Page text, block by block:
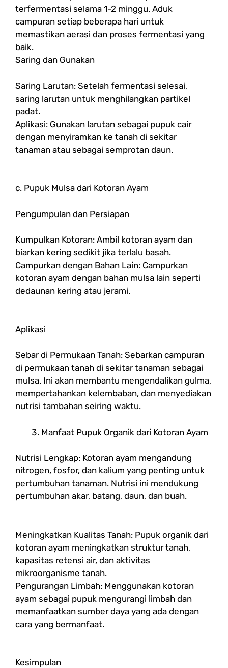
terfermentasi selama 1-2 minggu. Aduk
campuran setiap beberapa hari untuk
memastikan aerasi dan proses fermentasi yang
baik.
Saring dan Gunakan
Saring Larutan: Setelah fermentasi selesai,
saring larutan untuk menghilangkan partikel
padat.
Aplikasi: Gunakan larutan sebagai pupuk cair
dengan menyiramkan ke tanah di sekitar
tanaman atau sebagai semprotan daun.
c. Pupuk Mulsa dari Kotoran Ayam
Pengumpulan dan Persiapan
Kumpulkan Kotoran: Ambil kotoran ayam dan
biarkan kering sedikit jika terlalu basah.
Campurkan dengan Bahan Lain: Campurkan
kotoran ayam dengan bahan mulsa lain seperti
dedaunan kering atau jerami.
Aplikasi
Sebar di Permukaan Tanah: Sebarkan campuran
di permukaan tanah di sekitar tanaman sebagai
mulsa. Ini akan membantu mengendalikan gulma,
mempertahankan kelembaban, dan menyediakan
nutrisi tambahan seiring waktu.
Manfaat Pupuk Organik dari Kotoran Ayam
Nutrisi Lengkap: Kotoran ayam mengandung
nitrogen, fosfor, dan kalium yang penting untuk
pertumbuhan tanaman. Nutrisi ini mendukung
pertumbuhan akar, batang, daun, dan buah.
Meningkatkan Kualitas Tanah: Pupuk organik dari
kotoran ayam meningkatkan struktur tanah,
kapasitas retensi air, dan aktivitas
mikroorganisme tanah.
Pengurangan Limbah: Menggunakan kotoran
ayam sebagai pupuk mengurangi limbah dan
memanfaatkan sumber daya yang ada dengan
cara yang bermanfaat.
Kesimpulan